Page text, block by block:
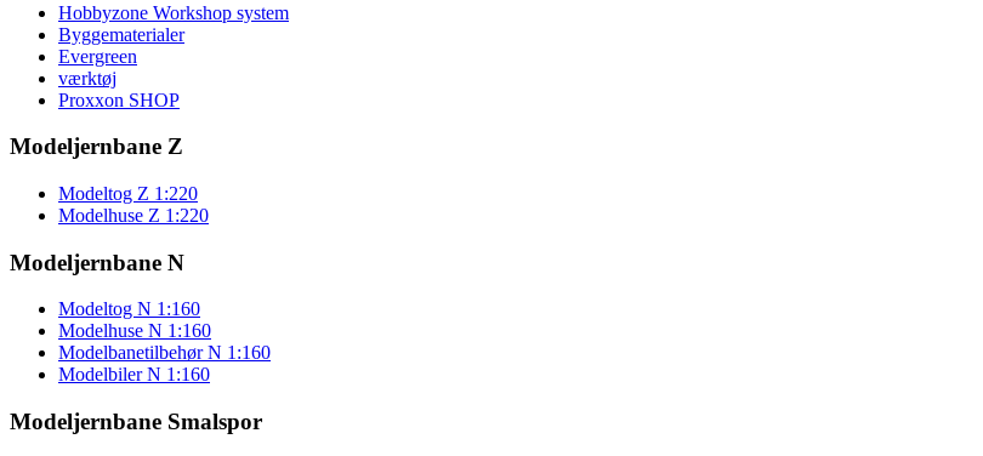
Hobbyzone Workshop system
Byggematerialer
Evergreen
værktøj
Proxxon SHOP
Modeljernbane Z
Modeltog Z 1:220
Modelhuse Z 1:220
Modeljernbane N
Modeltog N 1:160
Modelhuse N 1:160
Modelbanetilbehør N 1:160
Modelbiler N 1:160
Modeljernbane Smalspor